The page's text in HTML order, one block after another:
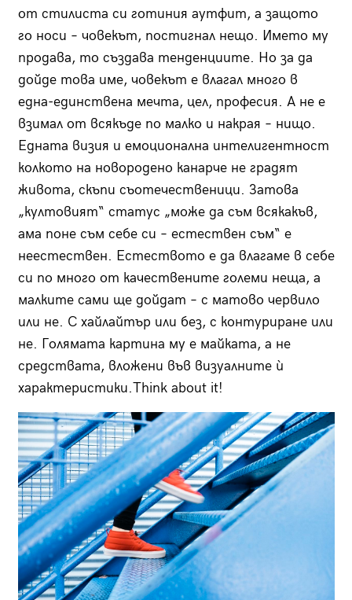
от стилиста си готиния аутфит, а защото
го носи – човекът, постигнал нещо. Името му
продава, то създава тенденциите. Но за да
дойде това име, човекът е влагал много в
една-единствена мечта, цел, професия. А не е
взимал от всякъде по малко и накрая – нищо.
Едната визия и емоционална интелигентност
колкото на новородено канарче не градят
живота, скъпи съотечественици. Затова
„култовият“ статус „може да съм всякакъв,
ама поне съм себе си – естествен съм“ е
неестествен. Естеството е да влагаме в себе
си по много от качествените големи неща, а
малките сами ще дойдат – с матово червило
или не. С хайлайтър или без, с контуриране или
не. Голямата картина му е майката, а не
средствата, вложени във визуалните ѝ
характеристики.Тhink about it!